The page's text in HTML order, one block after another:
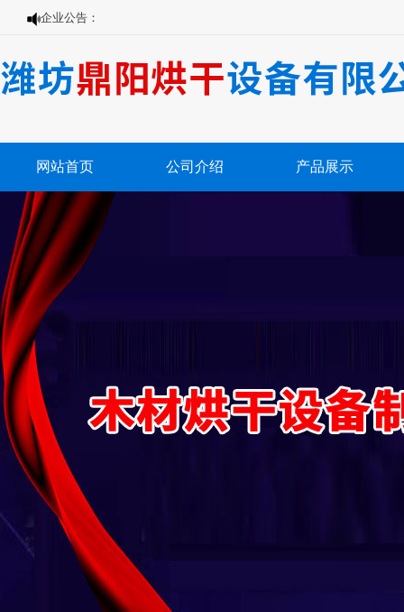
企业公告：
网站首页 公司介绍 产品展示